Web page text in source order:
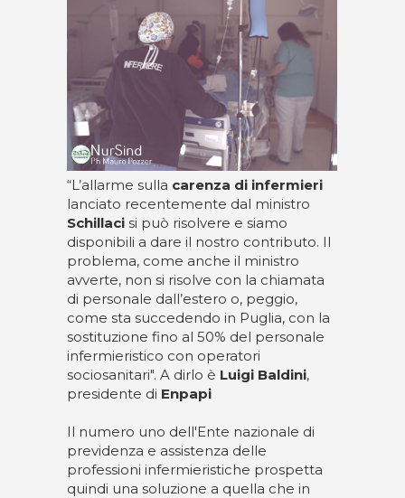
“L’allarme sulla carenza di infermieri
lanciato recentemente dal ministro
Schillaci si può risolvere e siamo
disponibili a dare il nostro contributo. Il
problema, come anche il ministro
avverte, non si risolve con la chiamata
di personale dall’estero o, peggio,
come sta succedendo in Puglia, con la
sostituzione fino al 50% del personale
infermieristico con operatori
sociosanitari". A dirlo è Luigi Baldini,
presidente di Enpapi
Il numero uno dell'Ente nazionale di
previdenza e assistenza delle
professioni infermieristiche prospetta
quindi una soluzione a quella che in